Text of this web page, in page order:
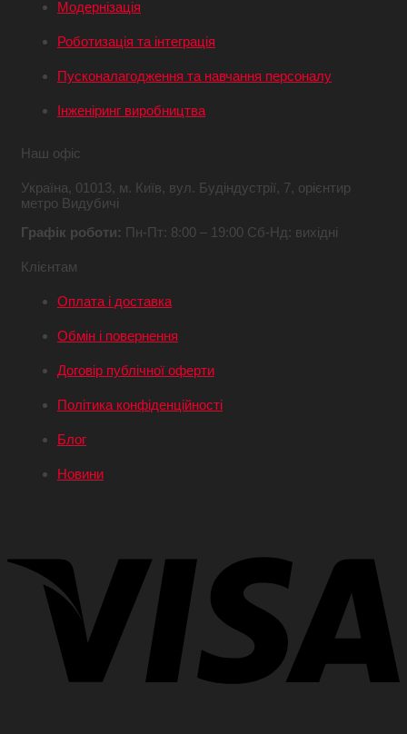
Модернізація
Роботизація та інтеграція
Пусконалагодження та навчання персоналу
Інженіринг виробництва
Наш офіс
Україна, 01013, м. Київ, вул. Будіндустрії, 7, орієнтир
метро Видубичі
Графік роботи: Пн-Пт: 8:00 – 19:00 Сб-Нд: вихідні
Клієнтам
Оплата і доставка
Обмін і повернення
Договір публічної оферти
Політика конфіденційності
Блог
Новини